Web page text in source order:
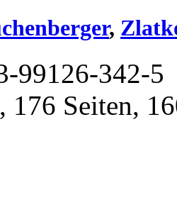
,
99126-342-5
176 Seiten,